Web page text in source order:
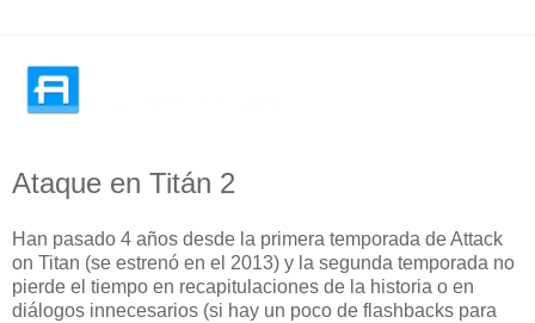
Ataque en Titán 2
Han pasado 4 años desde la primera temporada de Attack
on Titan (se estrenó en el 2013) y la segunda temporada no
pierde el tiempo en recapitulaciones de la historia o en
diálogos innecesarios (si hay un poco de flashbacks para